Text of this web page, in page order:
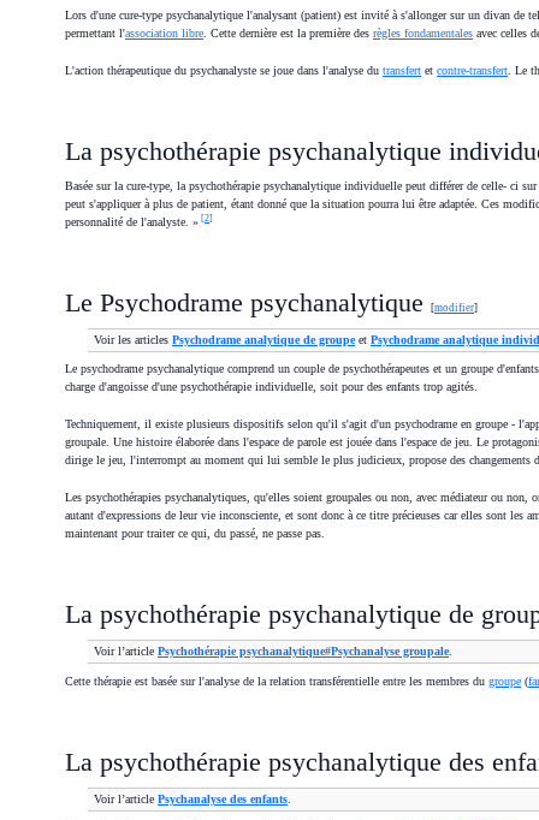
Lors d'une cure-type psychanalytique l'analysant (patient) est invité à s'allonger sur un divan
permettant l'association libre . Cette dernière est la première des règles fondamentales avec celles
L'action thérapeutique du psychanalyste se joue dans l'analyse du transfert et contre-transfert . Le
La psychothérapie psychanalytique
Basée sur la cure-type, la psychothérapie psychanalytique individuelle peut différer de celle- ci
peut s'appliquer à plus de patient, étant donné que la situation pourra lui être adaptée. Ces
personnalité de l'analyste. » [2]
Le Psychodrame psychanalytique [modifier]
Voir les articles Psychodrame analytique de groupeet Psychodrame analytique
Le psychodrame psychanalytique comprend un couple de psychothérapeutes et un groupe
charge d'angoisse d'une psychothérapie individuelle, soit pour des enfants trop agités.
Techniquement, il existe plusieurs dispositifs selon qu'il s'agit d'un psychodrame en groupe -
groupale. Une histoire élaborée dans l'espace de parole est jouée dans l'espace de jeu. Le
dirige le jeu, l'interrompt au moment qui lui semble le plus judicieux, propose des changements
Les psychothérapies psychanalytiques, qu'elles soient groupales ou non, avec médiateur ou
autant d'expressions de leur vie inconsciente, et sont donc à ce titre précieuses car elles sont
maintenant pour traiter ce qui, du passé, ne passe pas.
La psychothérapie psychanalytique de
Voir l’article Psychothérapie psychanalytique#Psychanalyse groupale.
Cette thérapie est basée sur l'analyse de la relation transférentielle entre les membres du groupe (
La psychothérapie psychanalytique des
Voir l’article Psychanalyse des enfants